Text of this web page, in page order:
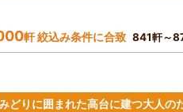
軒 絞込み条件に合致 841軒～
どりに囲まれた高台に建つ大人の